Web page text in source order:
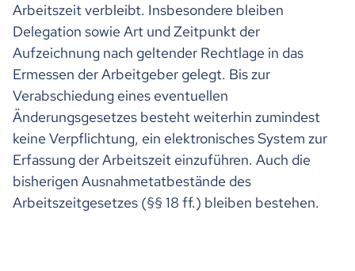
Arbeitszeit verbleibt. Insbesondere bleiben
Delegation sowie Art und Zeitpunkt der
Aufzeichnung nach geltender Rechtlage in das
Ermessen der Arbeitgeber gelegt. Bis zur
Verabschiedung eines eventuellen
Änderungsgesetzes besteht weiterhin zumindest
keine Verpflichtung, ein elektronisches System zur
Erfassung der Arbeitszeit einzuführen. Auch die
bisherigen Ausnahmetatbestände des
Arbeitszeitgesetzes (§§ 18 ff.) bleiben bestehen.